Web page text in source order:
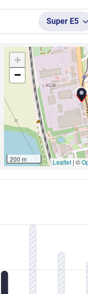
Super E5
+
−
200 m Leaflet | ©